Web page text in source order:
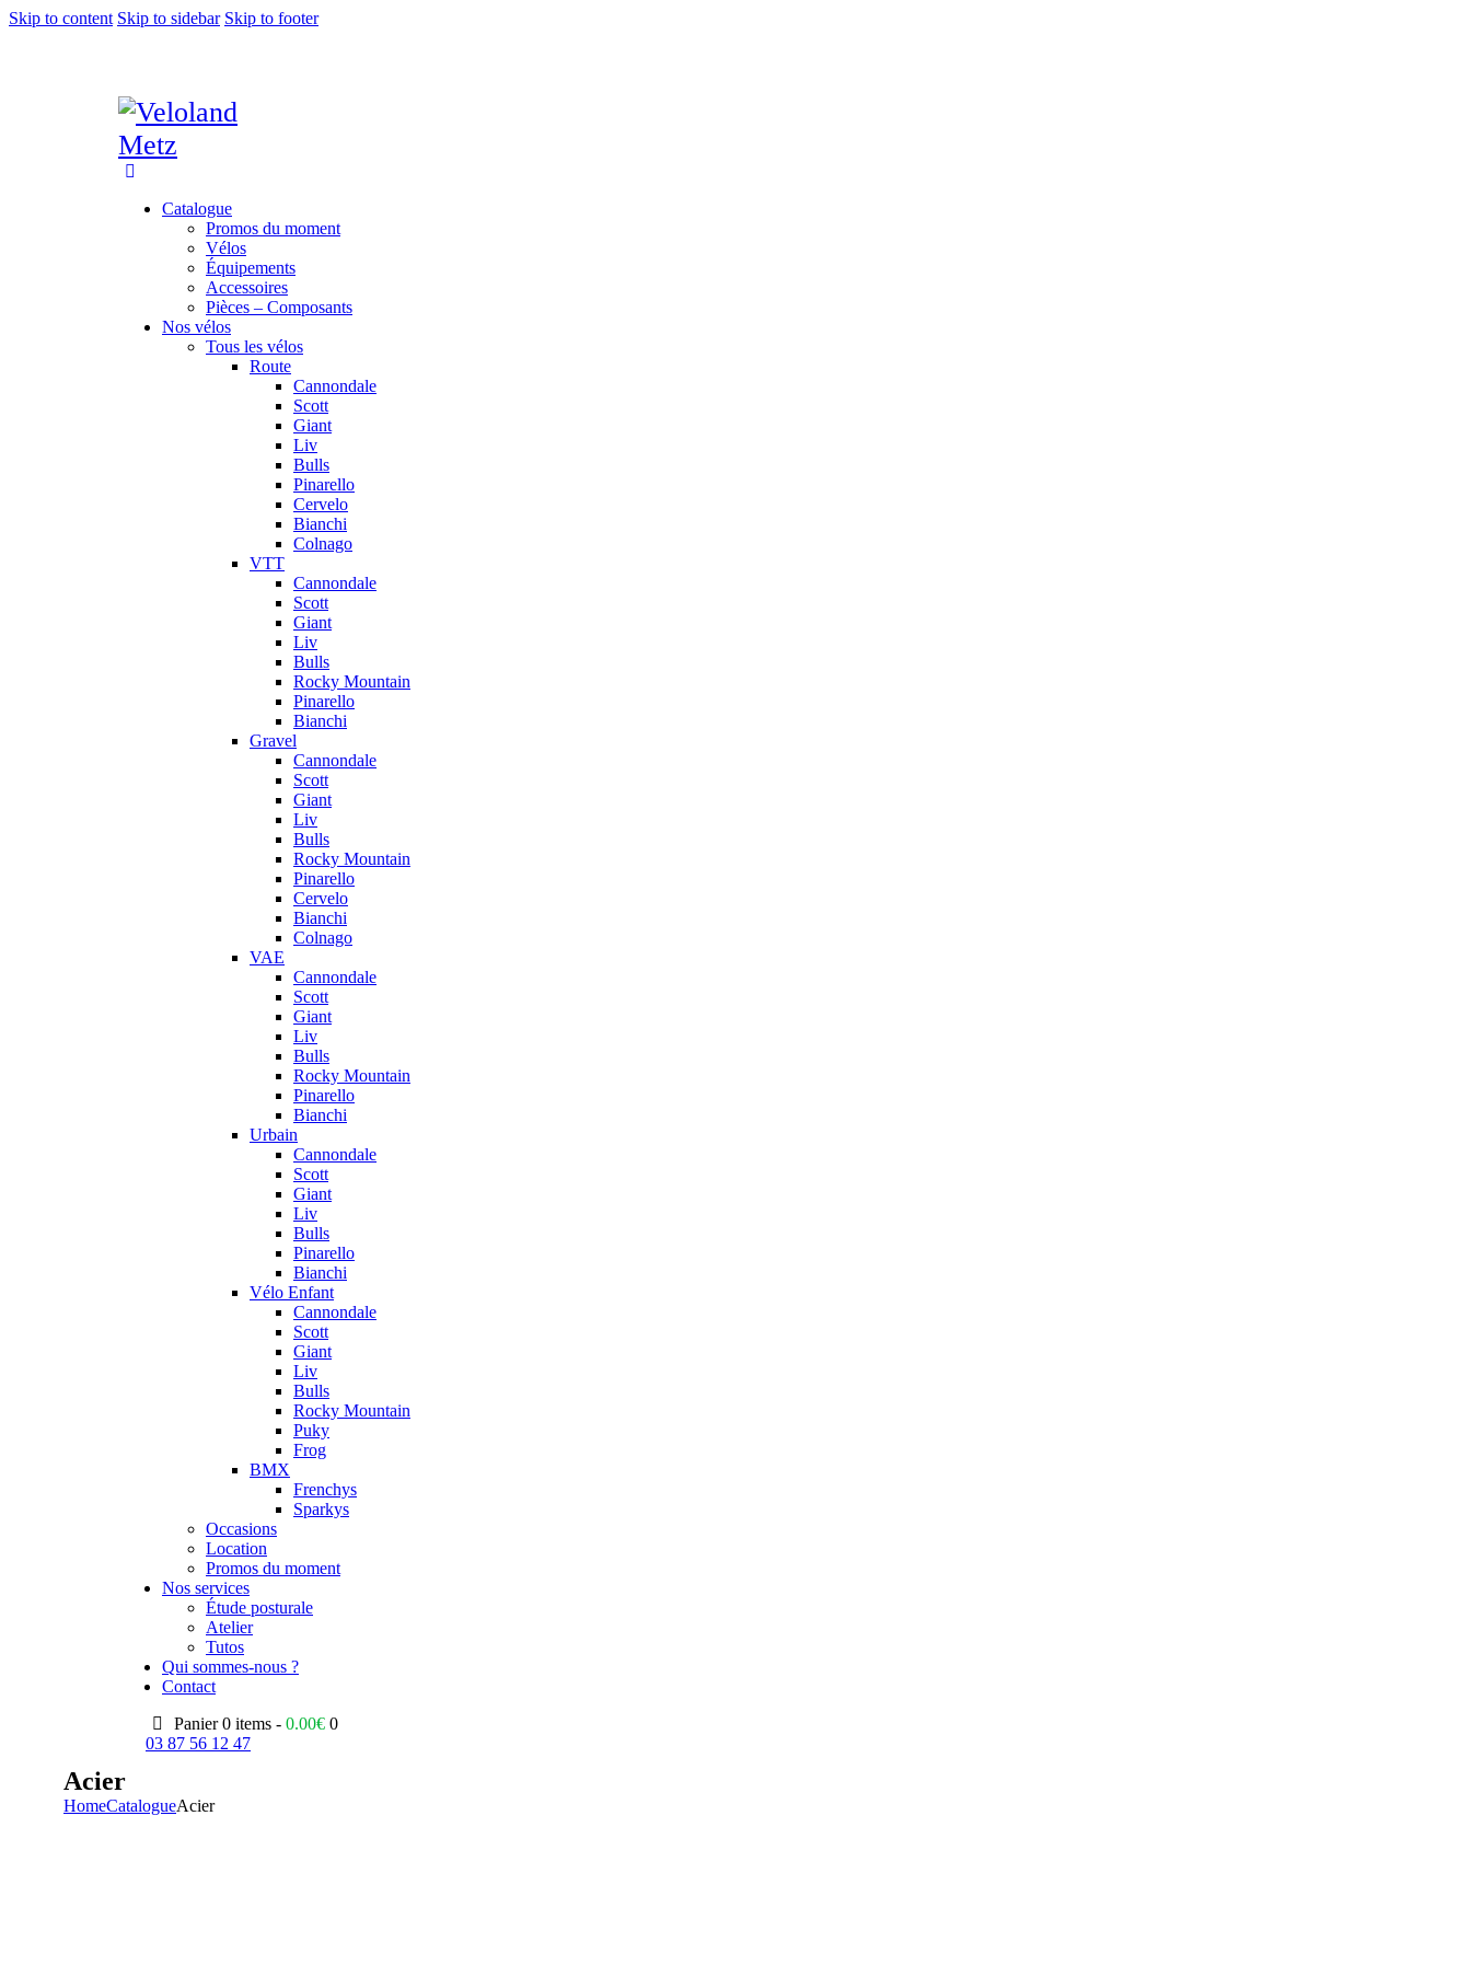
Skip to content Skip to sidebar Skip to footer
Catalogue
Promos du moment
Vélos
Équipements
Accessoires
Pièces – Composants
Nos vélos
Tous les vélos
Route
Cannondale
Scott
Giant
Liv
Bulls
Pinarello
Cervelo
Bianchi
Colnago
VTT
Cannondale
Scott
Giant
Liv
Bulls
Rocky Mountain
Pinarello
Bianchi
Gravel
Cannondale
Scott
Giant
Liv
Bulls
Rocky Mountain
Pinarello
Cervelo
Bianchi
Colnago
VAE
Cannondale
Scott
Giant
Liv
Bulls
Rocky Mountain
Pinarello
Bianchi
Urbain
Cannondale
Scott
Giant
Liv
Bulls
Pinarello
Bianchi
Vélo Enfant
Cannondale
Scott
Giant
Liv
Bulls
Rocky Mountain
Puky
Frog
BMX
Frenchys
Sparkys
Occasions
Location
Promos du moment
Nos services
Étude posturale
Atelier
Tutos
Qui sommes-nous ?
Contact
Panier 0 items -0.00€ 0
03 87 56 12 47
Acier
HomeCatalogueAcier